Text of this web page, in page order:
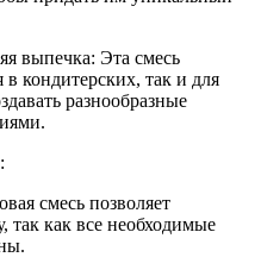
выпечка: Эта смесь
в кондитерских, так и для
разнообразные
смесь позволяет
так как все необходимые